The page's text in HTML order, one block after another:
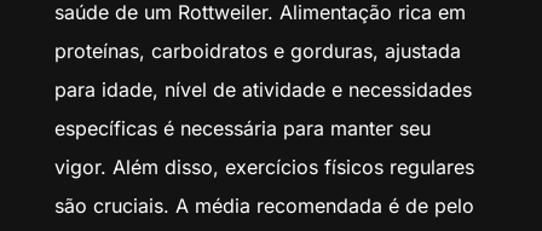
saúde de um Rottweiler. Alimentação rica em
proteínas, carboidratos e gorduras, ajustada
para idade, nível de atividade e necessidades
específicas é necessária para manter seu
vigor. Além disso, exercícios físicos regulares
são cruciais. A média recomendada é de pelo